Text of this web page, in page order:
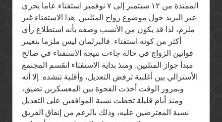
الممتدة من ١٢ سبتمبر إلى ٧ نوفمبر استفتاء عاما يجري
عبر البريد حول موضوع زواج المثليين. هذا الاستفتاء غير
ملزم، لذا قد يكون من الأنسب وصفه بأنه استطلاع رأي
أكثر من كونه استفتاء. فالبرلمان ليس ملزما بتغيير
قوانين الزواج في حالة جاءت نتيجة الاستفتاء في صالح
مبدأ جواز المثليين. ومنذ بداية الاستفتاء انقسم المجتمع
الأسترالي بين أغلبية ترفض التعديل، وأقلية تنشده. إلا أنه
وبمرور الوقت أخذت الفجوة بين المعسكرين تضيق،
ومنذ أيام قليلة تخطت نسبة الموافقين على التعديل
نسبة المعترضين عليه، وذلك بالرغم من إنفاق الفريق